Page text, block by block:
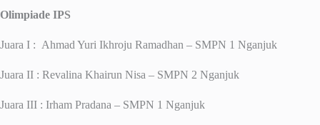
Olimpiade IPS
Juara I : Ahmad Yuri Ikhroju Ramadhan – SMPN 1 Nganjuk
Juara II : Revalina Khairun Nisa – SMPN 2 Nganjuk
Juara III : Irham Pradana – SMPN 1 Nganjuk